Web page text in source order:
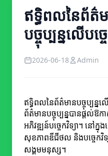
ឥទ្ធិពលនៃព័ត៌
បច្ចុប្បន្នលើបច្ច
2026-06-18 Admin
ឥទ្ធិពលនៃព័ត៌មានបច្ចុប្បន្នលើ
ព័ត៌មានបច្ចុប្បន្នបានផ្តល់ឱ
អភិវឌ្ឍន៍បច្ចេកវិទ្យា។ នៅក្
សុខភាពឌីជីថល និងបច្ចេកវិទ្យ
សង្គមមនុស្ស។